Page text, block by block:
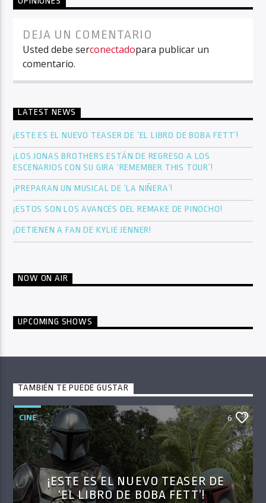
DEJA UN COMENTARIO
Usted debe serconectadopara publicar un
comentario.
LATEST NEWS
¡ESTE ES EL NUEVO TEASER DE ‘EL LIBRO DE BOBA FETT’!
¡LOS JONAS BROTHERS ESTÁN DE REGRESO A LOS
ESCENARIOS CON SU GIRA ‘REMEMBER THIS TOUR’!
¡PREPARAN UN MUSICAL DE ‘LA NIÑERA’!
¡ESTOS SON LOS AVANCES DEL REMAKE DE PINOCHO!
¡DETIENEN A FAN DE KYLIE JENNER!
NOW ON AIR
UPCOMING SHOWS
TAMBIÉN TE PUEDE GUSTAR
CINE 6
¡ESTE ES EL NUEVO TEASER DE
‘EL LIBRO DE BOBA FETT’!